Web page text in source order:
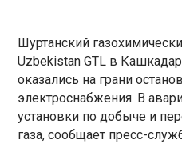
Шуртанский
Uzbekistan GTL в
оказались на грани
электроснабжения. В
установки по добыче и
газа, сообщает пресс-